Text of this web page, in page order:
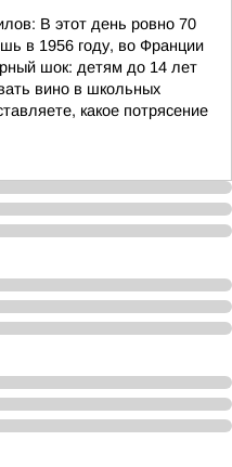
В этот день ровно 70
в 1956 году, во Франции
шок: детям до 14 лет
вино в школьных
какое потрясение